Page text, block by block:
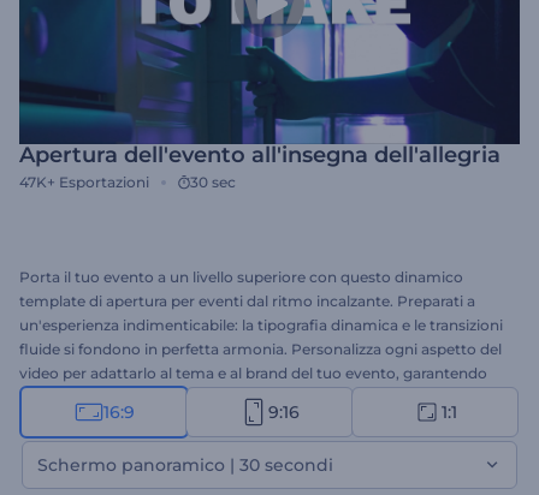
Apertura dell'evento all'insegna dell'allegria
47K+ Esportazioni 30 sec
Porta il tuo evento a un livello superiore con questo dinamico
template di apertura per eventi dal ritmo incalzante. Preparati a
un'esperienza indimenticabile: la tipografia dinamica e le transizioni
fluide si fondono in perfetta armonia. Personalizza ogni aspetto del
video per adattarlo al tema e al brand del tuo evento, garantendo
un tocco personalizzato. Seleziona le scene che preferisci, carica i
tuoi file multimediali, inserisci i testi e completa il video con una
colonna sonora o una voce fuori campo. Mettiti in luce e fai brillare il
tuo evento con questo template vibrante e dinamico. Inizia subito a
16:9 9:16 1:1
Schermo panoramico | 30 secondi